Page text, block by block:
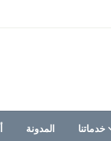
خدماتنا المدونة